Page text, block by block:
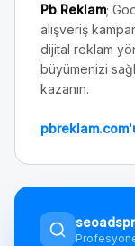
Pb Reklam;
alışveriş
dijital reklam
büyümenizi
kazanın.